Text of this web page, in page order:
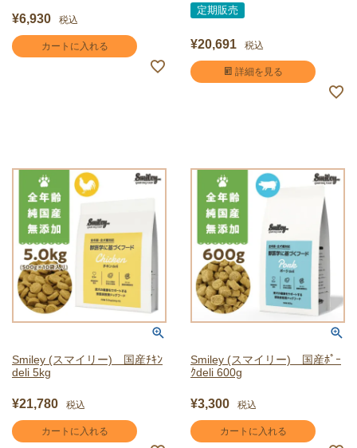
¥6,930 税込
カートに入れる
定期販売
¥20,691 税込
詳細を見る
Smiley (スマイリー) 国産ﾁｷﾝ
deli 5kg
¥21,780 税込
カートに入れる
Smiley (スマイリー) 国産ﾎﾟｰ
ｸdeli 600g
¥3,300 税込
カートに入れる